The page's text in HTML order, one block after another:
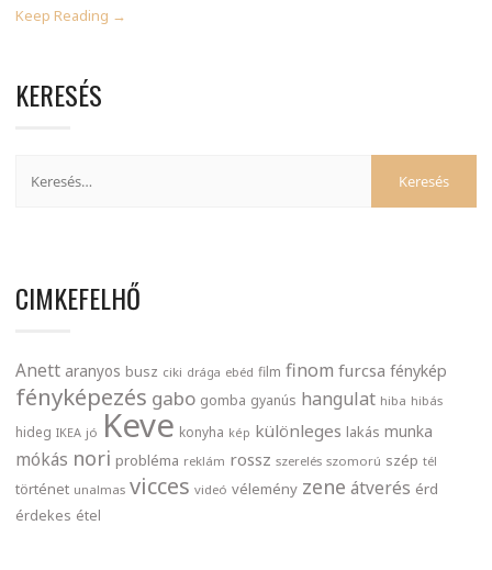
Keep Reading →
KERESÉS
CIMKEFELHŐ
Anett aranyos busz ciki drága ebéd film finom furcsa fénykép
fényképezés gabo gomba gyanús hangulat hiba hibás
hideg IKEA jó Keve konyha kép különleges lakás munka
mókás nori probléma reklám rossz szerelés szomorú szép tél
történet unalmas vicces videó vélemény zene átverés érd
érdekes étel